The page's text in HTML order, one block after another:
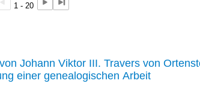
1 - 20
Johann Viktor III. Travers von
einer genealogischen Arbeit